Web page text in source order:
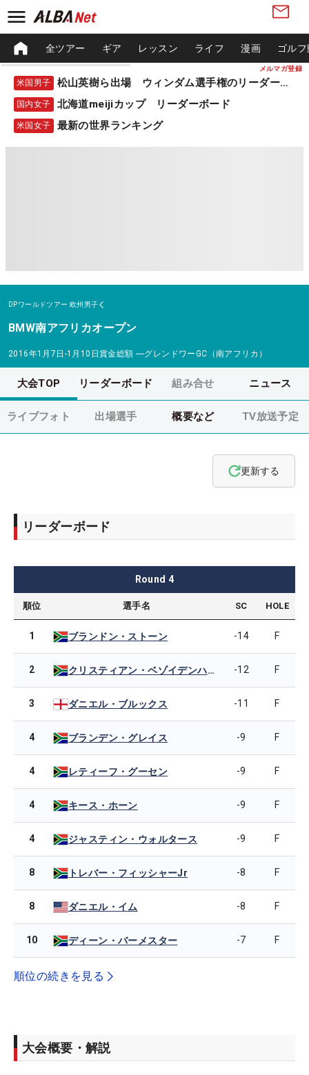
メルマガ登録
全ツアー ギア レッスン ライフ 漫画 ゴル
米国男子 松山英樹ら出場 ウィンダム選手権のリーダーボード
国内女子 北海道meijiカップ リーダーボード
米国女子 最新の世界ランキング
DPワールドツアー 欧州男子
BMW南アフリカオープン
2016年1月7日-1月10日賞金総額 ―グレンドワーGC（南アフリカ）
大会TOP リーダーボード 組み合せ ニュース
ライブフォト 出場選手 概要など TV放送予定
更新する
リーダーボード
Round 4
順位 選手名 SC HOLE
1 ブランドン・ストーン -14 F
2 クリスティアン・ベゾイデンハウト -12 F
3 ダニエル・ブルックス -11 F
4 ブランデン・グレイス -9 F
4 レティーフ・グーセン -9 F
4 キース・ホーン -9 F
4 ジャスティン・ウォルタース -9 F
8 トレバー・フィッシャーJr -8 F
8 ダニエル・イム -8 F
10 ディーン・バーメスター -7 F
順位の続きを見る
大会概要・解説